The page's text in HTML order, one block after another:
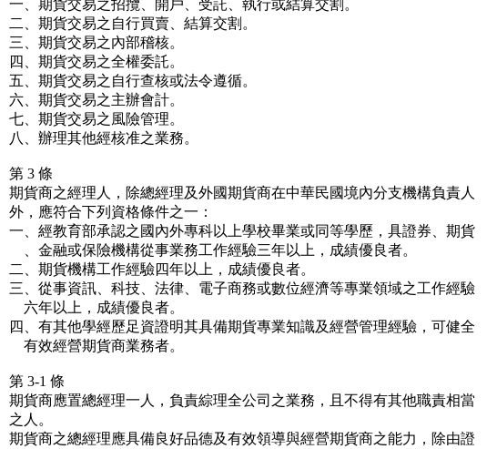
一、期貨交易之招攬、開戶、受託、執行或結算交割。
二、期貨交易之自行買賣、結算交割。
三、期貨交易之內部稽核。
四、期貨交易之全權委託。
五、期貨交易之自行查核或法令遵循。
六、期貨交易之主辦會計。
七、期貨交易之風險管理。
八、辦理其他經核准之業務。
第 3 條
期貨商之經理人，除總經理及外國期貨商在中華民國境內分支機構負責人
外，應符合下列資格條件之一：
一、經教育部承認之國內外專科以上學校畢業或同等學歷，具證券、期貨
、金融或保險機構從事業務工作經驗三年以上，成績優良者。
二、期貨機構工作經驗四年以上，成績優良者。
三、從事資訊、科技、法律、電子商務或數位經濟等專業領域之工作經驗
六年以上，成績優良者。
四、有其他學經歷足資證明其具備期貨專業知識及經營管理經驗，可健全
有效經營期貨商業務者。
第 3-1 條
期貨商應置總經理一人，負責綜理全公司之業務，且不得有其他職責相當
之人。
期貨商之總經理應具備良好品德及有效領導與經營期貨商之能力，除由證